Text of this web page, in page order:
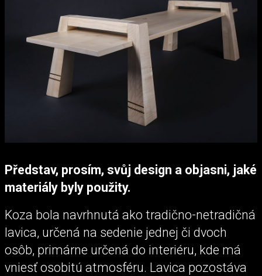
Představ, prosím, svůj design a objasni, jaké
materiály byly použity.
Koza bola navrhnutá ako tradično-netradičná
lavica, určená na sedenie jednej či dvoch
osôb, primárne určená do interiéru, kde má
vniesť osobitú atmosféru. Lavica pozostáva